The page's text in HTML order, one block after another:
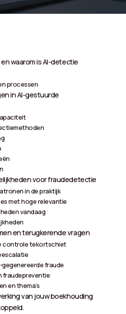
waarom is AI-detectie
processen
in AI-gestuurde
voor fraudedetectie
in de praktijk
met hoge relevantie
vandaag
en terugkerende vragen
controle tekortschiet
fraude
fraudepreventie
en thema’s
van jouw boekhouding